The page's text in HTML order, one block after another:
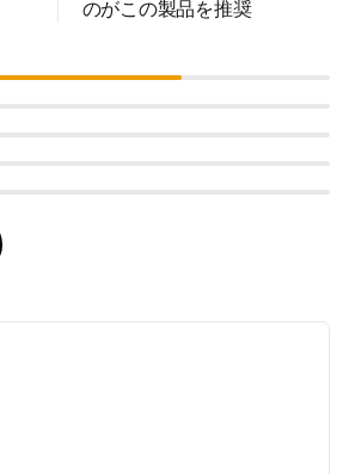
のがこの製品を推奨